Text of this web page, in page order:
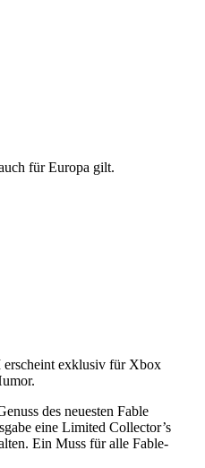
für Europa gilt.
erscheint exklusiv für Xbox
des neuesten Fable
eine Limited Collector’s
Ein Muss für alle Fable-